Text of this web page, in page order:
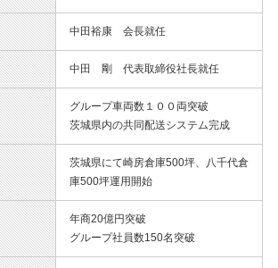
中田裕康 会長就任
中田 剛 代表取締役社長就任
グループ車両数１００両突破
茨城県内の共同配送システム完成
茨城県にて崎房倉庫500坪、八千代倉
庫500坪運用開始
年商20億円突破
グループ社員数150名突破